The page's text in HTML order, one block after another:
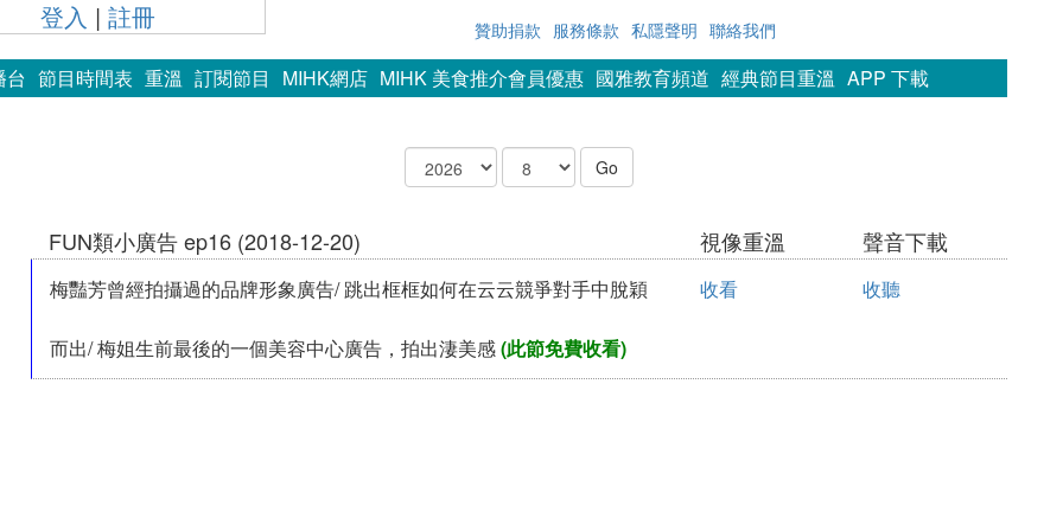
登入 |註冊 贊助捐款 服務條款 私隱聲明 聯絡我們
台 節目時間表 重溫 訂閱節目 MIHK網店 MIHK 美食推介會員優惠 國雅教育頻道 經典節目重溫 APP 下載
FUN類小廣告 ep16 (2018-12-20) 視像重溫 聲音下載
梅豔芳曾經拍攝過的品牌形象廣告/ 跳出框框如何在云云競爭對手中脫穎
而出/ 梅姐生前最後的一個美容中心廣告，拍出淒美感(此節免費收看)
收看 收聽